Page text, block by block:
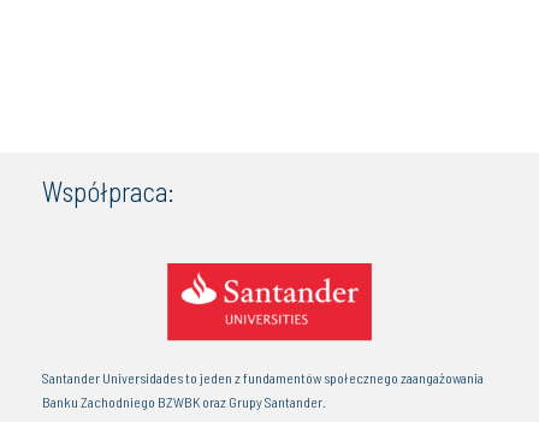
Współpraca:
Santander Universidades to jeden z fundamentów społecznego zaangażowania
Banku Zachodniego BZWBK oraz Grupy Santander.